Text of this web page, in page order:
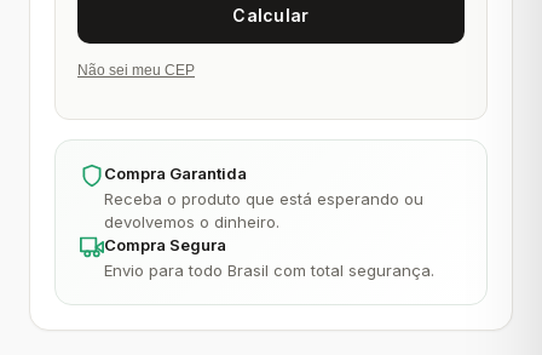
Não sei meu CEP
Compra Garantida
Receba o produto que está esperando ou
devolvemos o dinheiro.
Compra Segura
Envio para todo Brasil com total segurança.